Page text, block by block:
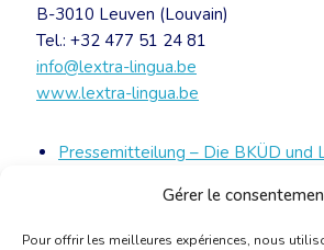
Gérer le
Pour offrir les meilleures expériences, nous
B-3010 Leuven (Louvain)
Tel.: +32 477 51 24 81
info@lextra-lingua.be
www.lextra-lingua.be
Pressemitteilung – Die BKÜD und
[PDF]